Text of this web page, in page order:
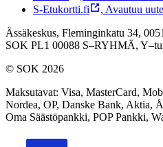
S-Etukortti.fi
, Avautuu
Ässäkeskus, Fleminginkatu 34,
SOK PL1 00088 S–RYHMÄ,
© SOK 2026
Maksutavat: Visa, MasterCard,
Nordea, OP, Danske Bank, Aktia,
Oma Säästöpankki, POP Pankki,